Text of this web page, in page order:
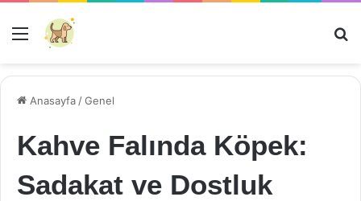
Menü
Anasayfa /Genel
Kahve Falında Köpek:
Sadakat ve Dostluk